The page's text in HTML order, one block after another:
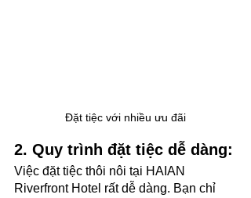
Đặt tiệc với nhiều ưu đãi
2. Quy trình đặt tiệc dễ dàng:
Việc đặt tiệc thôi nôi tại HAIAN
Riverfront Hotel rất dễ dàng. Bạn chỉ